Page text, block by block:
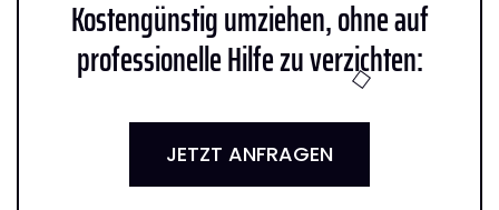
Kostengünstig umziehen, ohne auf
professionelle Hilfe zu verzichten:
JETZT ANFRAGEN